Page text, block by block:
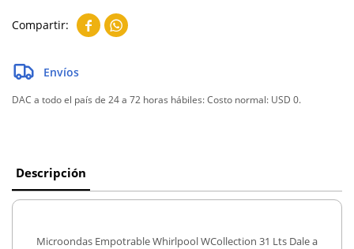
 
Envíos
DAC a todo el país de 24 a 72 horas hábiles:Costo normal: USD 0.
Descripción
Microondas Empotrable Whirlpool WCollection 31 Lts Dale a